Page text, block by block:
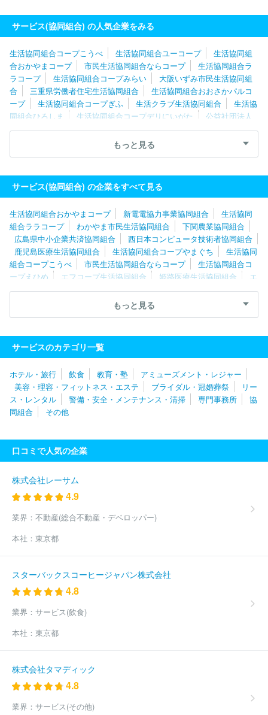
サービス(協同組合) の人気企業をみる
生活協同組合コープこうべ 生活協同組合ユーコープ
生活協同組
合おかやまコープ
市民生活協同組合ならコープ
生活協同組合ラ
ラコープ
生活協同組合コープみらい
大阪いずみ市民生活協同組
合
三重県労働者住宅生活協同組合
生活協同組合おおさかパルコ
ープ
生活協同組合コープぎふ 生活クラブ生活協同組合
生活協
同組合ひろしま
生活協同組合コープデリにいがた
公益社団法人
関西経済連合会
生活協同組合コープみやざき
佐伯広域森林組合
生活協同組合コープやまぐち
神流川森林組合
活協同組合
生活協同組合コープえひめ
生活協同組合コープかご
しま
生活協同組合くまもと 広島県中小企業共済協同組合
もっと見る
サービス(協同組合) の企業をすべて見る
生活協同組合おかやまコープ 新電電協力事業協同組合
生活協同
組合ララコープ
わかやま市民生活協同組合
下関農業協同組合
広島県中小企業共済協同組合
西日本コンピュータ技術者協同組合
鹿児島医療生活協同組合
生活協同組合コープやまぐち
生活協同
組合コープこうべ
市民生活協同組合ならコープ
生活協同組合コ
ープえひめ
エフコープ生活協同組合 姫路医療生活協同組合
エ
ステアール株式会社
生活協同組合コープみえ
静岡県民共済生活
生活協同組合コープぎふ 生活協同組合コープしが
阪いずみ市民生活協同組合
生活協同組合
生活協同組合おおさかパルコープ
大阪大学生活協
同組合
茨城県農業協同組合中央会
組合連合会
回胴式遊技機商業協同組合
労働者協同組合労協セン
ター事業団
生活クラブ生活協同組合
生活クラブ生活協同組合
富士フイルム生活協同組合
株式会社アイビー・シー・エス
生活
協同組合パルシステム神奈川
プおおいた
佐伯広域森林組合 鹿児島県中小企業団体中央会
生
活協同組合コープかごしま
ープいしかわ
生活協同組合コープながの
宮城県漁業協同組合
北海道森林組合連合会
組合
日本労働者協同組合連合会センター事業団
生活協同組合コープみやざき
業協同組合
コープさが生活協同組合
三重県農業協同組合中央会
ながおか医療生活協同組合
合
賀茂地方森林組合 因島生活協同組合
福岡県醬油醸造協同組
西経済連合会
福島第一食糧卸協同組合 京都府漁業協同組合
海道土質試験協同組合
ろ
っこう医療生活協同組合
合コープあきた
プおきなわ
南町森林組合
森林組合おおいがわ 岐阜県森林組合連合会
三井
造船生活協同組合
生活協同組合ひろしま
合
兵庫県手延素麵協同組合
津若松食肉事業協同組合
広島県シルバー福祉生
もっと見る
サービスのカテゴリ一覧
ホテル・旅行 飲食 教育・塾
アミューズメント・レジャー
美容・理容・フィットネス・エステ
ブライダル・冠婚葬祭
リー
ス・レンタル
警備・安全・メンテナンス・清掃 専門事務所
協
同組合
その他
口コミで人気の企業
株式会社レーサム
4.9
業界： 不動産(総合不動産・デベロッパー)
本社： 東京都
スターバックスコーヒージャパン株式会社
4.8
業界： サービス(飲食)
本社： 東京都
株式会社タマディック
4.8
業界： サービス(その他)